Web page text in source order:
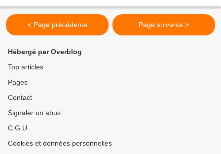
< Page précédente Page suivante >
Hébergé par Overblog
Top articles
Pages
Contact
Signaler un abus
C.G.U.
Cookies et données personnelles